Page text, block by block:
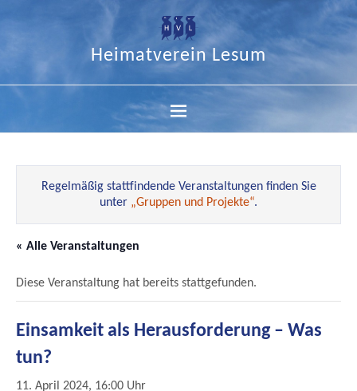
Heimatverein Lesum
Regelmäßig stattfindende Veranstaltungen finden Sie
unter „Gruppen und Projekte“.
« Alle Veranstaltungen
Diese Veranstaltung hat bereits stattgefunden.
Einsamkeit als Herausforderung – Was
tun?
11. April 2024, 16:00 Uhr